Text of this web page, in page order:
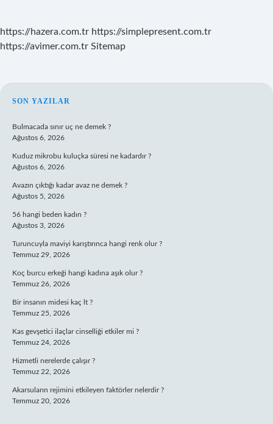
https://hazera.com.tr https://simplepresent.com.tr
https://avimer.com.tr Sitemap
SIDEBAR
SON YAZILAR
Bulmacada sınır uç ne demek ?
Ağustos 6, 2026
Kuduz mikrobu kuluçka süresi ne kadardır ?
Ağustos 6, 2026
Avazın çıktığı kadar avaz ne demek ?
Ağustos 5, 2026
56 hangi beden kadın ?
Ağustos 3, 2026
Turuncuyla maviyi karıştırınca hangi renk olur ?
Temmuz 29, 2026
Koç burcu erkeği hangi kadına aşık olur ?
Temmuz 26, 2026
Bir insanın midesi kaç lt ?
Temmuz 25, 2026
Kas gevşetici ilaçlar cinselliği etkiler mi ?
Temmuz 24, 2026
Hizmetli nerelerde çalışır ?
Temmuz 22, 2026
Akarsuların rejimini etkileyen faktörler nelerdir ?
Temmuz 20, 2026